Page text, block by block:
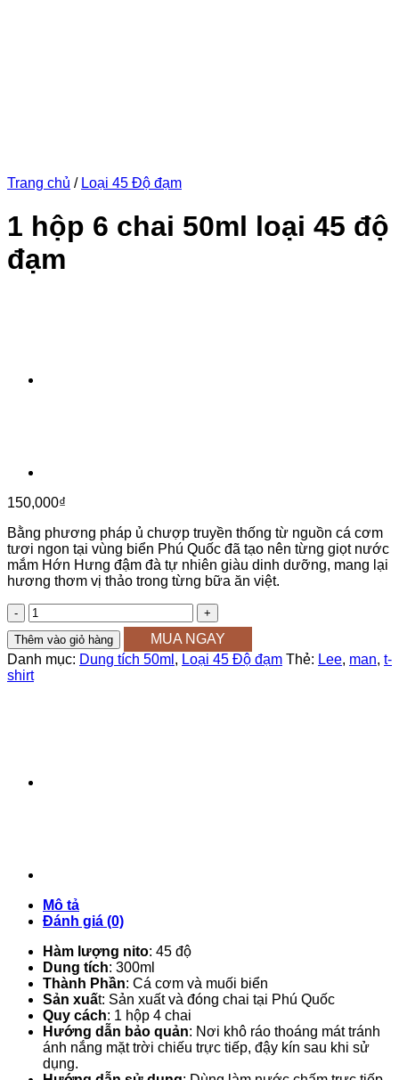
Trang chủ / Loại 45 Độ đạm
1 hộp 6 chai 50ml loại 45 độ
đạm
150,000₫
Bằng phương pháp ủ chượp truyền thống từ nguồn cá cơm
tươi ngon tại vùng biển Phú Quốc đã tạo nên từng giọt nước
mắm Hớn Hưng đậm đà tự nhiên giàu dinh dưỡng, mang lại
hương thơm vị thảo trong từng bữa ăn việt.
1
hộp
6
chai
50ml
Thêm vào giỏ hàng
MUA NGAY
Danh mục: Dung tích 50ml , Loại 45 Độ đạm Thẻ: Lee, man, t-
shirt
Mô tả
Đánh giá (0)
Hàm lượng nito: 45 độ
Dung tích: 300ml
Thành Phần: Cá cơm và muối biển
Sản xuất: Sản xuất và đóng chai tại Phú Quốc
Quy cách: 1 hộp 4 chai
Hướng dẫn bảo quản: Nơi khô ráo thoáng mát tránh
ánh nắng mặt trời chiếu trực tiếp, đậy kín sau khi sử
dụng.